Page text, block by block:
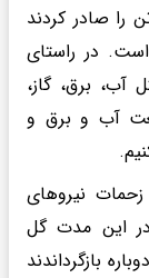
خرید ۳۰۰ خودروی آتش نشانی ۸/۵ تن را صادر کردند
در راستای
برق، گاز،
آب و برق و
نیروهای
در این مدت گل
بازگرداندند